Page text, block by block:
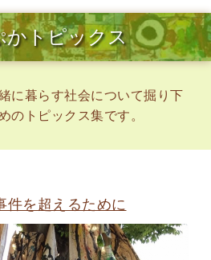
かトピックス
に暮らす社会について掘り下
のトピックス集です。
件を超えるために